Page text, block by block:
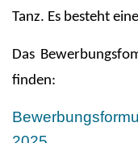
Tanz. Es besteht
Das
finden: